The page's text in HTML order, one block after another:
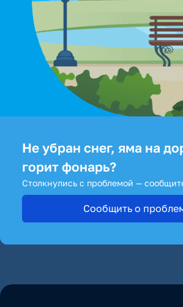
Не убран снег, яма на
горит фонарь?
Столкнулись с проблемой —
Сообщить о